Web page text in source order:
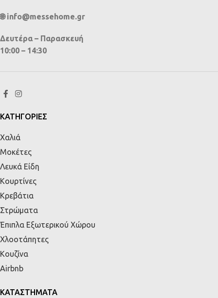
🌐 info@messehome.gr
Δευτέρα – Παρασκευή
10:00 – 14:30
ΚΑΤΗΓΟΡΙΕΣ
Χαλιά
Μοκέτες
Λευκά Είδη
Κουρτίνες
Κρεβάτια
Στρώματα
Έπιπλα Εξωτερικού Χώρου
Χλοοτάπητες
Κουζίνα
Airbnb
ΚΑΤΑΣΤΗΜΑΤΑ